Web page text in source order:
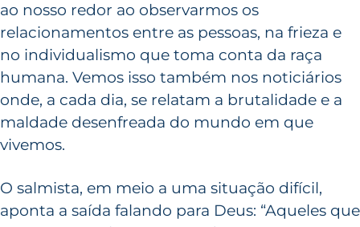
ao nosso redor ao observarmos os
relacionamentos entre as pessoas, na frieza e
no individualismo que toma conta da raça
humana. Vemos isso também nos noticiários
onde, a cada dia, se relatam a brutalidade e a
maldade desenfreada do mundo em que
vivemos.
O salmista, em meio a uma situação difícil,
aponta a saída falando para Deus: “Aqueles que